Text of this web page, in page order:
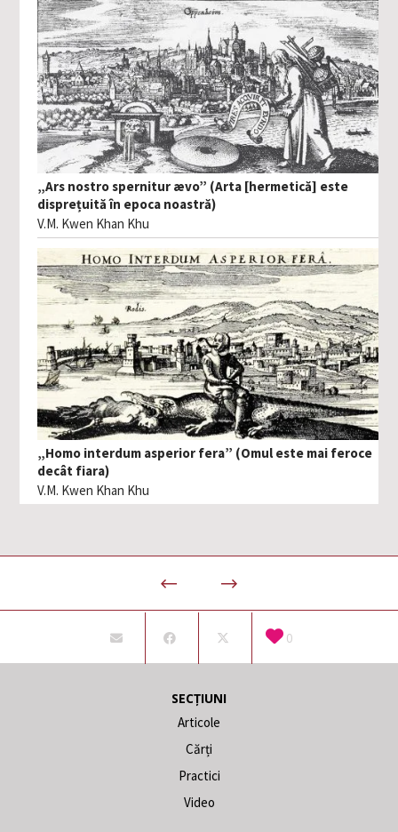
„Ars nostro spernitur ævo” (Arta [hermetică] este
disprețuită în epoca noastră)
V.M. Kwen Khan Khu
„Homo interdum asperior fera” (Omul este mai feroce
decât fiara)
V.M. Kwen Khan Khu
0
SECȚIUNI
Articole
Cărți
Practici
Video